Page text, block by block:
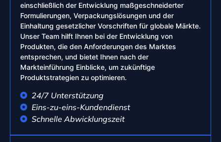
einschließlich der Entwicklung maßgeschneiderter
Formulierungen, Verpackungslösungen und der
Einhaltung gesetzlicher Vorschriften für globale Märkte.
Unser Team hilft Ihnen bei der Entwicklung von
Produkten, die den Anforderungen des Marktes
entsprechen, und bietet Ihnen nach der
Markteinführung Einblicke, um zukünftige
Produktstrategien zu optimieren.
24/7 Unterstützung
Eins-zu-eins-Kundendienst
Schnelle Abwicklungszeit